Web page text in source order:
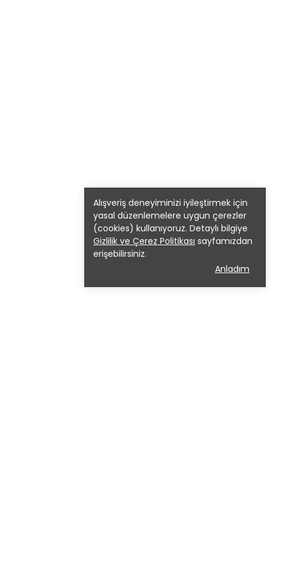
Alışveriş deneyiminizi iyileştirmek için
yasal düzenlemelere uygun çerezler
(cookies) kullanıyoruz. Detaylı bilgiye
Gizlilik ve Çerez Politikası sayfamızdan
erişebilirsiniz.
Anladım